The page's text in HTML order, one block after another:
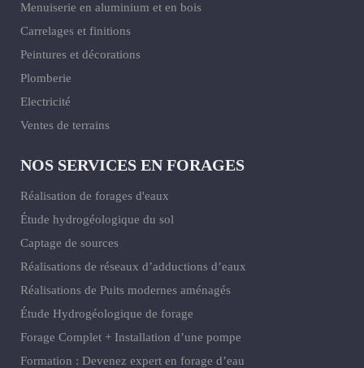
Menuiserie en aluminium et en bois
Carrelages et finitions
Peintures et décorations
Plomberie
Electricité
Ventes de terrains
NOS SERVICES EN FORAGES
Réalisation de forages d'eaux
Étude hydrogéologique du sol
Captage de sources
Réalisations de réseaux d’adductions d’eaux
Réalisations de Puits modernes aménagés
Étude Hydrogéologique de forage
Forage Complet + Installation d’une pompe
Formation : Devenez expert en forage d’eau